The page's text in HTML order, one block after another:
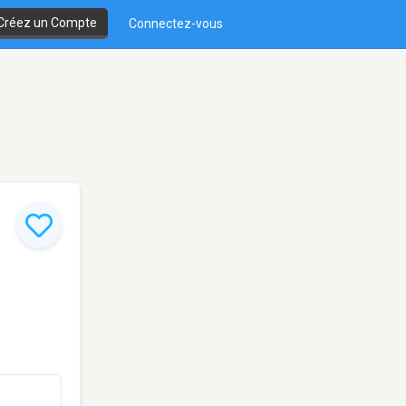
un Compte Connectez-vous